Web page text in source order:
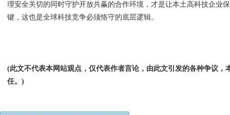
理安全关切的同时守护开放共赢的合作环境，才是让本土高科技企业
键，这也是全球科技竞争必须恪守的底层逻辑。
(此文不代表本网站观点，仅代表作者言论，由此文引发的各种争议，
任。)